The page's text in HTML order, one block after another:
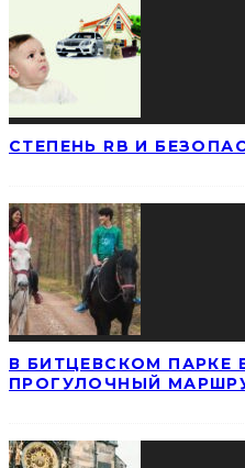
СТЕПЕНЬ RB И
В БИТЦЕВСКОМ ПАРКЕ
ПРОГУЛОЧНЫЙ